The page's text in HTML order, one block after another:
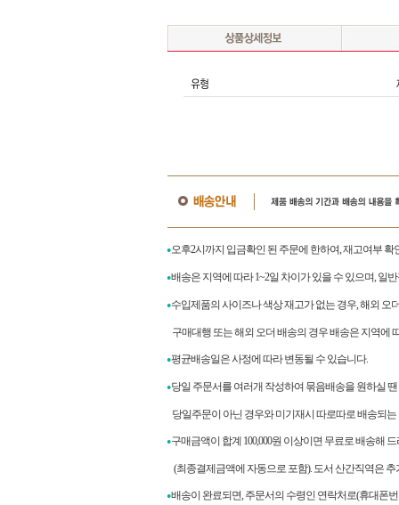
●오후2시까지 입금확인 된 주문에 한하여, 재고여부
●배송은 지역에 따라 1~2일 차이가 있을 수 있으며, 일
●수입제품의 사이즈나 색상 재고가 없는 경우, 해외 오
구매대행 또는 해외 오더 배송의 경우 배송은 지역에
●평균배송일은 사정에 따라 변동될 수 있습니다.
●당일 주문서를 여러개 작성하여 묶음배송을 원하실
당일주문이 아닌 경우와 미기재시 따로따로 배송되
●구매금액이 합계 100,000원 이상이면 무료로 배송해
(최종결제금액에 자동으로 포함). 도서 산간직역은
●배송이 완료되면, 주문서의 수령인 연락처로(휴대폰